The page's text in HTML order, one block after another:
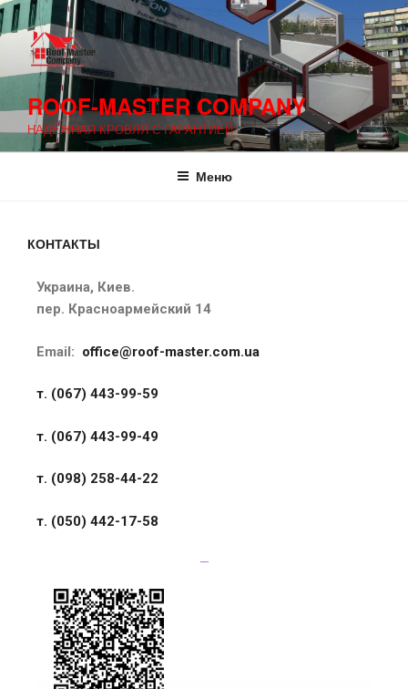
ROOF-MASTER COMPANY
НАДЁЖНАЯ КРОВЛЯ С ГАРАНТИЕЙ
Меню
КОНТАКТЫ
Украина, Киев.
пер. Красноармейский 14
Email: office@roof-master.com.ua
т. (067) 443-99-59
т. (067) 443-99-49
т. (098) 258-44-22
т. (050) 442-17-58